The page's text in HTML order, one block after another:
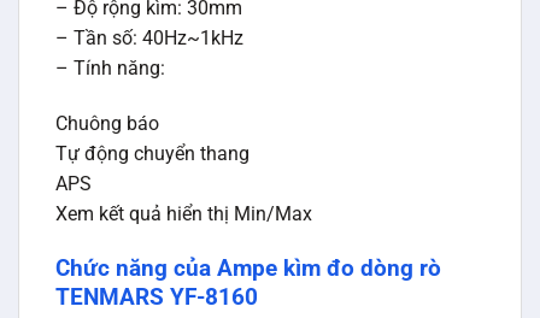
– Độ rộng kìm: 30mm
– Tần số: 40Hz~1kHz
– Tính năng:
Chuông báo
Tự động chuyển thang
APS
Xem kết quả hiển thị Min/Max
Chức năng của Ampe kìm đo dòng rò
TENMARS YF-8160